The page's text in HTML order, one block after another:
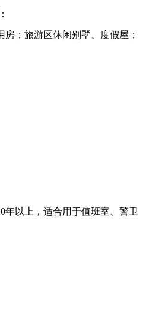
；旅游区休闲别墅、度假屋；
以上，适合用于值班室、警卫